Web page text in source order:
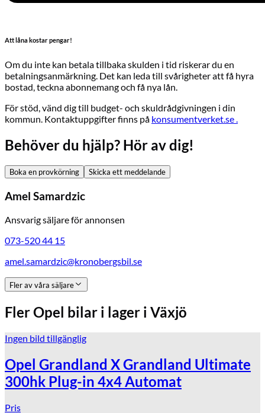
Att låna kostar pengar!
Om du inte kan betala tillbaka skulden i tid riskerar du en
betalningsanmärkning. Det kan leda till svårigheter att få hyra
bostad, teckna abonnemang och få nya lån.
För stöd, vänd dig till budget- och skuldrådgivningen i din
kommun. Kontaktuppgifter finns på konsumentverket.se .
Behöver du hjälp? Hör av dig!
Boka en provkörning Skicka ett meddelande
Amel Samardzic
Ansvarig säljare för annonsen
073-520 44 15
amel.samardzic@kronobergsbil.se
Fler av våra säljare
FlerOpel bilar i lager i Växjö
Ingen bild tillgänglig
Opel Grandland X Grandland Ultimate
300hk Plug-in 4x4 Automat
Pris